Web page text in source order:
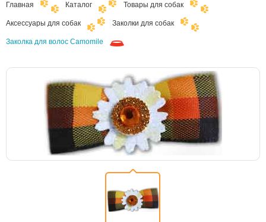
Главная Каталог Товары для собак
Аксессуары для собак Заколки для собак
Заколка для волос Camomile